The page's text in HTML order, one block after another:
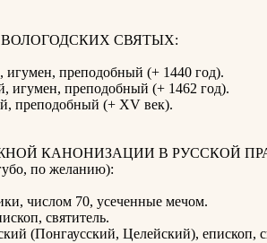
СВЯТЫХ:
преподобный (+ 1440 год).
игумен, преподобный (+ 1462 год).
преподобный (+ XV век).
КАНОНИЗАЦИИ В РУССКОЙ
по желанию):
числом 70, усеченные мечом.
святитель.
(Понгаусский, Целейский), епископ,